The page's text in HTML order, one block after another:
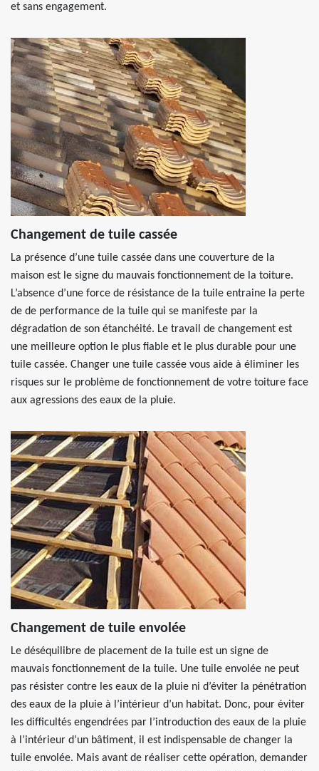
et sans engagement.
Changement de tuile cassée
La présence d’une tuile cassée dans une couverture de la
maison est le signe du mauvais fonctionnement de la toiture.
L’absence d’une force de résistance de la tuile entraine la perte
de de performance de la tuile qui se manifeste par la
dégradation de son étanchéité. Le travail de changement est
une meilleure option le plus fiable et le plus durable pour une
tuile cassée. Changer une tuile cassée vous aide à éliminer les
risques sur le problème de fonctionnement de votre toiture face
aux agressions des eaux de la pluie.
Changement de tuile envolée
Le déséquilibre de placement de la tuile est un signe de
mauvais fonctionnement de la tuile. Une tuile envolée ne peut
pas résister contre les eaux de la pluie ni d’éviter la pénétration
des eaux de la pluie à l’intérieur d’un habitat. Donc, pour éviter
les difficultés engendrées par l’introduction des eaux de la pluie
à l’intérieur d’un bâtiment, il est indispensable de changer la
tuile envolée. Mais avant de réaliser cette opération, demander